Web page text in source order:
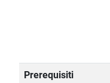
Prerequisiti